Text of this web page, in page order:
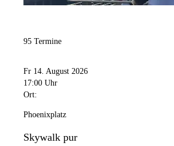
95 Termine
Fr 14. August 2026
17:00 Uhr
Ort:
Phoenixplatz
Skywalk pur